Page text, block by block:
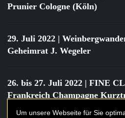
Um unsere Webseite für Sie
Prunier Cologne (Köln)
29. Juli 2022 |
Geheimrat J. Wegeler
26. bis 27. Juli 2022 | FINE
Frankreich Champagne